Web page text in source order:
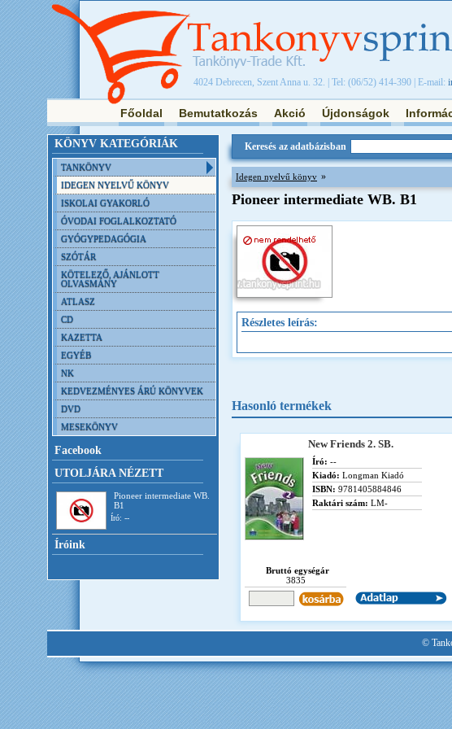
4024 Debrecen, Szent Anna u. 32. | Tel: (06/52) 414-390 | E-mail:
Főoldal Bemutatkozás Akció Újdonságok
KÖNYV KATEGÓRIÁK
TANKÖNYV
IDEGEN NYELVŰ KÖNYV
ISKOLAI GYAKORLÓ
ÓVODAI FOGLALKOZTATÓ
GYÓGYPEDAGÓGIA
SZÓTÁR
KÖTELEZŐ, AJÁNLOTT
OLVASMÁNY
ATLASZ
CD
KAZETTA
EGYÉB
NK
KEDVEZMÉNYES ÁRÚ KÖNYVEK
DVD
MESEKÖNYV
Facebook
UTOLJÁRA NÉZETT
Pioneer intermediate WB.
B1
Író: --
Íróink
Keresés az adatbázisban
Idegen nyelvű könyv »
Pioneer intermediate WB. B1
Részletes leírás:
Hasonló termékek
New Friends 2. SB.
Író: --
Kiadó: Longman Kiadó
ISBN: 9781405884846
Raktári szám: LM-
Bruttó egységár
3835
©